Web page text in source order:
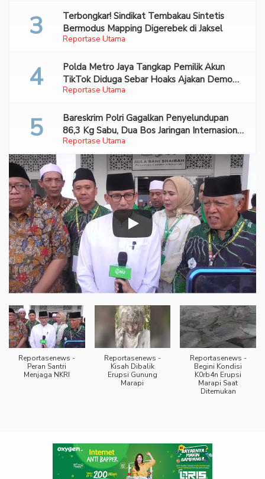
Reportase Utama
Terbongkar! Sindikat Tembakau Sintetis
Bermodus Mapping Digerebek di Jaksel
Reportase Utama
Polda Metro Jaya Tangkap Pemilik Akun
TikTok Diduga Sebar Hoaks Ajakan Demo
Turunkan Prabowo-Gibran
Reportase Utama
Bareskrim Polri Gagalkan Penyelundupan
86,3 Kg Sabu, Dua Bos Jaringan Internasional
Diburu
Reportasenews -
Peran Santri
Menjaga NKRI
Reportasenews -
Kisah Dibalik
Erupsi Gunung
Marapi
Reportasenews -
Begini Kondisi
K0rb4n Erupsi
Marapi Saat
Ditemukan